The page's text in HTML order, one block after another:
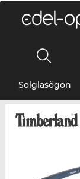
Solglasögon